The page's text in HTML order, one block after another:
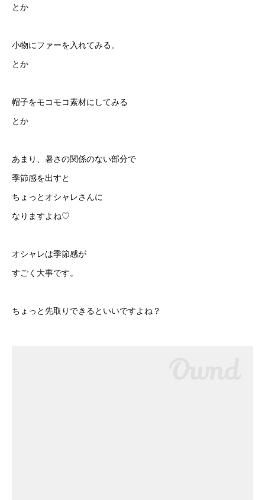
とか
小物にファーを入れてみる。
とか
帽子をモコモコ素材にしてみる
とか
あまり、暑さの関係のない部分で
季節感を出すと
ちょっとオシャレさんに
なりますよね♡
オシャレは季節感が
すごく大事です。
ちょっと先取りできるといいですよね？